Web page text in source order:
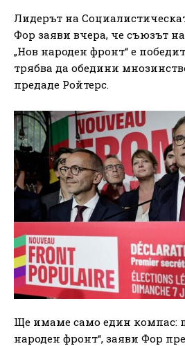
Лидерът на
Фор заяви вчера, че съюзът
„Нов народен фронт“ е
трябва да обедини
предаде Ройтерс.
Ще имаме само един компас:
народен фронт“, заяви Фор